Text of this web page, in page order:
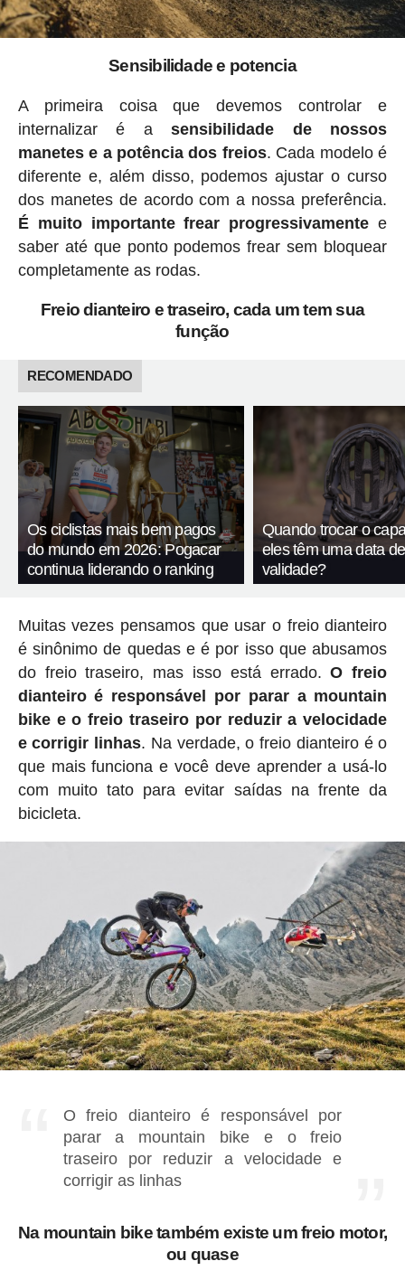
Sensibilidade e potencia
A primeira coisa que devemos controlar e
internalizar é asensibilidade de nossos
manetes e a potência dos freios. Cada modelo é
diferente e, além disso, podemos ajustar o curso
dos manetes de acordo com a nossa preferência.
É muito importante frear progressivamente e
saber até que ponto podemos frear sem bloquear
completamente as rodas.
Freio dianteiro e traseiro, cada um tem sua
função
RECOMENDADO
Os ciclistas mais bem pagos
do mundo em 2026: Pogacar
continua liderando o ranking
Quando trocar o
eles têm uma data de
validade?
Muitas vezes pensamos que usar o freio dianteiro
é sinônimo de quedas e é por isso que abusamos
do freio traseiro, mas isso está errado.O freio
dianteiro é responsável por parar a mountain
bike e o freio traseiro por reduzir a velocidade
e corrigir linhas. Na verdade, o freio dianteiro é o
que mais funciona e você deve aprender a usá-lo
com muito tato para evitar saídas na frente da
bicicleta.
O freio dianteiro é responsável por
parar a mountain bike e o freio
traseiro por reduzir a velocidade e
corrigir as linhas
Na mountain bike também existe um freio motor,
ou quase